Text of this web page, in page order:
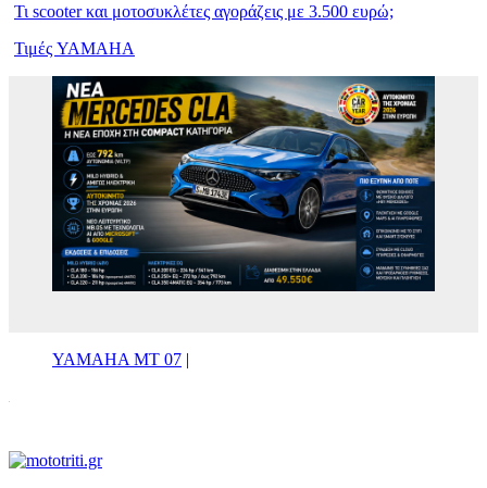
Τι scooter και μοτοσυκλέτες αγοράζεις με 3.500 ευρώ;
Τιμές YAMAHA
YAMAHA MT 07 |